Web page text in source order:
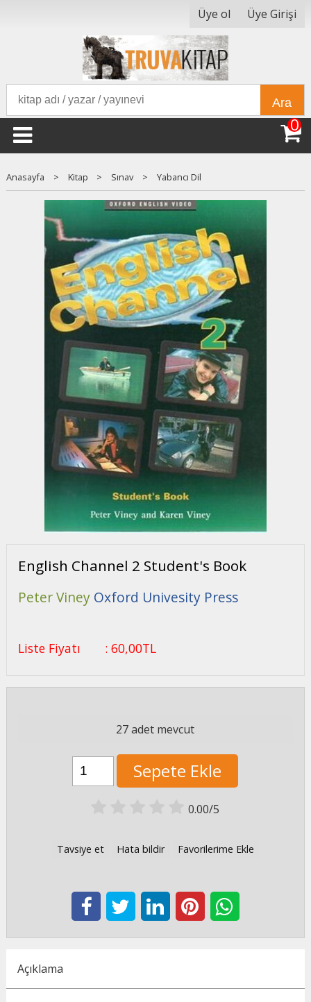
Üye ol Üye Girişi
Ara
0
Anasayfa > Kitap > Sınav > Yabancı Dil
English Channel 2 Student's Book
Peter Viney Oxford Univesity Press
Liste Fiyatı : 60,00TL
27 adet mevcut
Sepete Ekle
0.00/5
Tavsiye et Hata bildir Favorilerime Ekle
Açıklama